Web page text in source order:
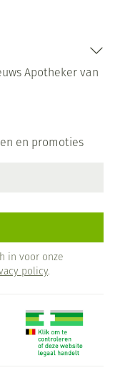
Apotheker van
en promoties
in voor onze
policy.